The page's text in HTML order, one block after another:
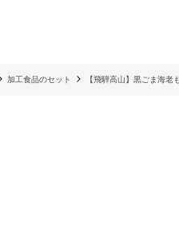
加工食品のセット 【飛騨高山】黒ごま海